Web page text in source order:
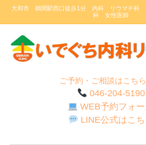
大和市 鶴間駅西口徒歩1分 内科 リウマチ科
科 女性医師
ご予約・ご相談はこち
046-204-5190
WEB予約フォ
LINE公式はこち